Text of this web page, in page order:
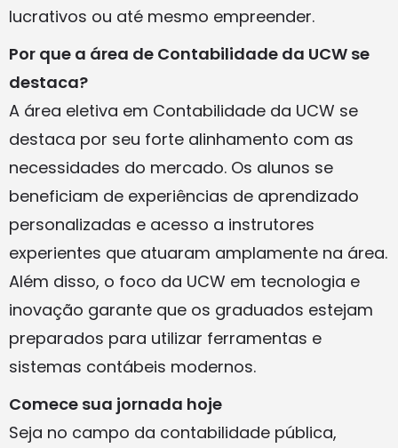
lucrativos ou até mesmo empreender.
Por que a área de Contabilidade da UCW se
destaca?
A área eletiva em Contabilidade da UCW se
destaca por seu forte alinhamento com as
necessidades do mercado. Os alunos se
beneficiam de experiências de aprendizado
personalizadas e acesso a instrutores
experientes que atuaram amplamente na área.
Além disso, o foco da UCW em tecnologia e
inovação garante que os graduados estejam
preparados para utilizar ferramentas e
sistemas contábeis modernos.
Comece sua jornada hoje
Seja no campo da contabilidade pública,